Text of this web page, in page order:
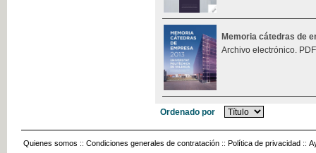
Memoria cátedras de
Archivo electrónico.
Ordenado por
Quienes somos :: Condiciones generales de contratación :: Política de privacidad ::